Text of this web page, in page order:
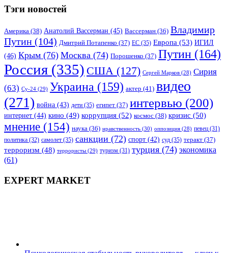
Тэги новостей
Америка (38) Анатолий Вассерман (45) Вассерман (36) Владимир
Путин (104) Дмитрий Потапенко (37) ЕС (35) Европа (53) ИГИЛ
(46) Крым (76) Москва (74) Порошенко (37) Путин (164)
Россия (335) США (127) Сергей Марков (28) Сирия
(63) Су-24 (29) Украина (159) актер (41) видео
(271) война (43) дети (35) египет (37) интервью (200)
интернет (44) кино (49) коррупция (52) космос (38) кризис (50)
мнение (154) наука (36) нравственность (30) оппозиция (28) певец (31)
политика (32) самолет (35) санкции (72) спорт (42) суд (35) теракт (37)
терроризм (48) террористы (29) туризм (31) турция (74) экономика
(61)
EXPERT MARKET